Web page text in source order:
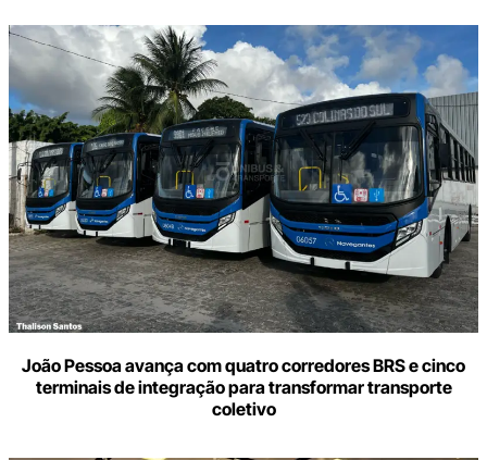
João Pessoa avança com quatro corredores BRS e cinco
terminais de integração para transformar transporte
coletivo